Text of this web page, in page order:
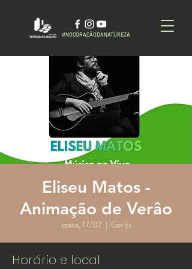
#NOCORAÇÃODANATUREZA
Eliseu Matos -
Animação de Verâo
sexta, 17/07
  |
Gerês
Horário e local